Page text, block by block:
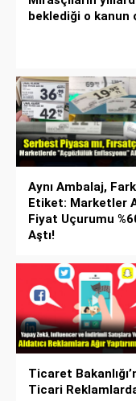
beklediği o kanun
Aynı Ambalaj,
Etiket: Marketler
Fiyat Uçurumu
Aştı!
Ticaret
Ticari